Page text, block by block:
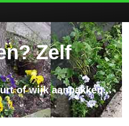
Zelf
of wijk aanpakken...